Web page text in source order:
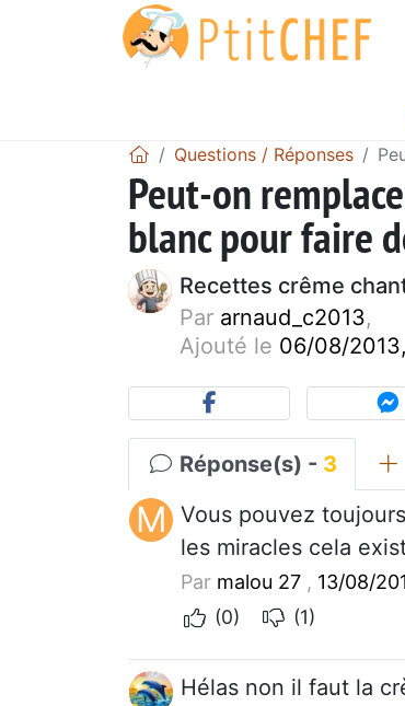
Questions / Réponses
Peut-on
blanc pour faire
Recettes crême
Par arnaud_c2013,
Ajouté le 06/08/
Réponse(s) - 3
M Vous pouvez
les miracles cela
Par malou 27 , 13/08/
(0)
(1)
Hélas non il faut la